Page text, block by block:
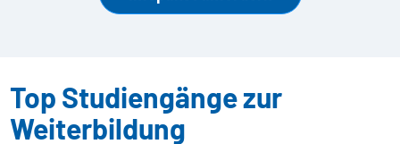
Top Studiengänge zur
Weiterbildung